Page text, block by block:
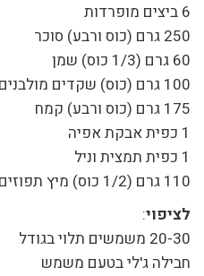
6 ביצים מופרדות
250 גרם (כוס ורבע) סוכר
60 גרם (1/3 כוס) שמן
100 גרם (כוס) שקדים מולבנים טחונים דק
175 גרם (כוס ורבע) קמח
1 כפית אבקת אפיה
1 כפית תמצית וניל
110 גרם (1/2 כוס) מיץ תפוזים
לציפוי:
20-30 משמשים תלוי בגודל
חבילה ג'לי בטעם משמש